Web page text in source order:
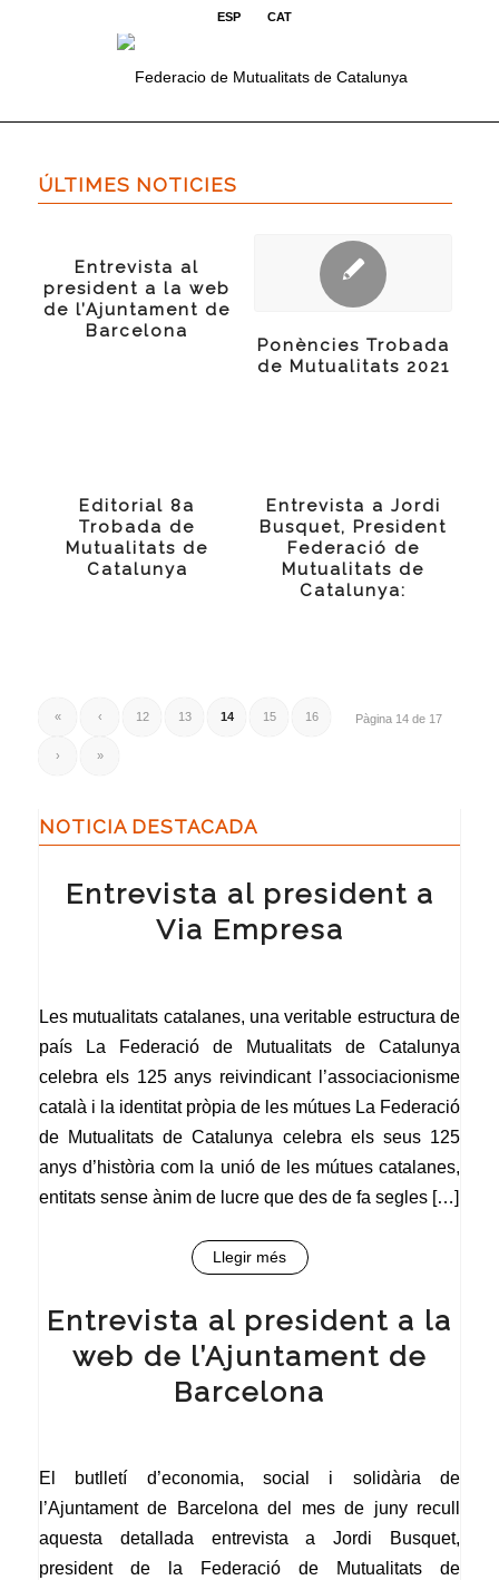
ESP CAT
ÚLTIMES NOTICIES
Entrevista al
president a la web
de l’Ajuntament de
Barcelona
Ponències Trobada
de Mutualitats 2021
Editorial 8a
Trobada de
Mutualitats de
Catalunya
Entrevista a Jordi
Busquet, President
Federació de
Mutualitats de
Catalunya:
Pàgina 14 de 17
« ‹ 12 13 14 15 16
› »
NOTICIA DESTACADA
Entrevista al president a
Via Empresa
Les mutualitats catalanes, una veritable estructura de
país La Federació de Mutualitats de Catalunya
celebra els 125 anys reivindicant l’associacionisme
català i la identitat pròpia de les mútues La Federació
de Mutualitats de Catalunya celebra els seus 125
anys d’història com la unió de les mútues catalanes,
entitats sense ànim de lucre que des de fa segles […]
Llegir més
Entrevista al president a la
web de l’Ajuntament de
Barcelona
El butlletí d’economia, social i solidària de
l’Ajuntament de Barcelona del mes de juny recull
aquesta detallada entrevista a Jordi Busquet,
president de la Federació de Mutualitats de